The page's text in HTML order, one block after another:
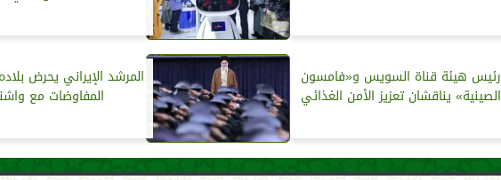
رئيس هيئة قناة السويس و«فامسون
الصينية» يناقشان تعزيز الأمن الغذائي
المرشد الإيراني يحرض
المفاوضات مع